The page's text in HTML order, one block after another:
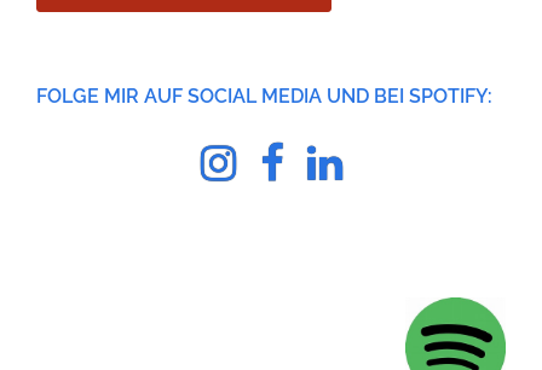
FOLGE MIR AUF SOCIAL MEDIA UND BEI SPOTIFY:
Instagram
facebook